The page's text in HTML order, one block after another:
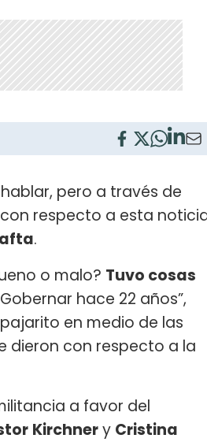
pero a través de
respecto a esta
.
o malo? Tuvo cosas
hace 22 años”,
en medio de las
dieron con respecto a la
a favor del
Kirchnery Cristina